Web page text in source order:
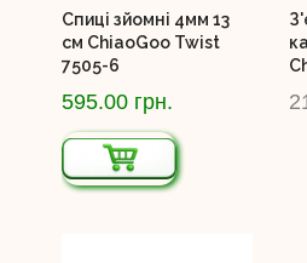
Спиці зйомні 4мм 13
см ChiaoGoo Twist
7505-6
595.00 грн.